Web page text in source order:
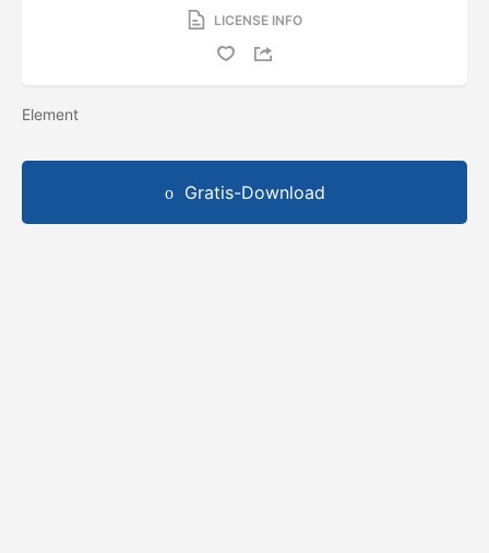
LICENSE INFO
Element
Gratis-Download